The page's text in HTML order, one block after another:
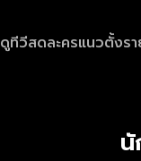
ดูทีวีสดละครแนวตั้งร
นั